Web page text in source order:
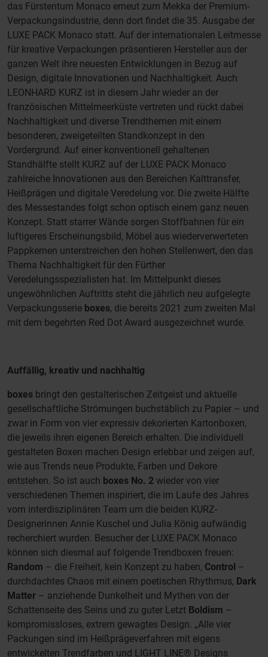
das Fürstentum Monaco erneut zum Mekka der Premium-
Verpackungsindustrie, denn dort findet die 35. Ausgabe der
LUXE PACK Monaco statt. Auf der internationalen Leitmesse
für kreative Verpackungen präsentieren Hersteller aus der
ganzen Welt ihre neuesten Entwicklungen in Bezug auf
Design, digitale Innovationen und Nachhaltigkeit. Auch
LEONHARD KURZ ist in diesem Jahr wieder an der
französischen Mittelmeerküste vertreten und rückt dabei
Nachhaltigkeit und diverse Trendthemen mit einem
besonderen, zweigeteilten Standkonzept in den
Vordergrund. Auf einer konventionell gehaltenen
Standhälfte stellt KURZ auf der LUXE PACK Monaco
zahlreiche Innovationen aus den Bereichen Kalttransfer,
Heißprägen und digitale Veredelung vor. Die zweite Hälfte
des Messestandes folgt schon optisch einem ganz neuen
Konzept. Statt starrer Wände sorgen Stoffbahnen für ein
luftigeres Erscheinungsbild, Möbel aus wiederverwerteten
Pappkernen unterstreichen den hohen Stellenwert, den das
Thema Nachhaltigkeit für den Fürther
Veredelungsspezialisten hat. Im Mittelpunkt dieses
ungewöhnlichen Auftritts steht die jährlich neu aufgelegte
Verpackungsserie boxes, die bereits 2021 zum zweiten Mal
mit dem begehrten Red Dot Award ausgezeichnet wurde.
Auffällig, kreativ und nachhaltig
boxes bringt den gestalterischen Zeitgeist und aktuelle
gesellschaftliche Strömungen buchstäblich zu Papier – und
zwar in Form von vier expressiv dekorierten Kartonboxen,
die jeweils ihren eigenen Bereich erhalten. Die individuell
gestalteten Boxen machen Design erlebbar und zeigen auf,
wie aus Trends neue Produkte, Farben und Dekore
entstehen. So ist auch boxes No. 2 wieder von vier
verschiedenen Themen inspiriert, die im Laufe des Jahres
vom interdisziplinären Team um die beiden KURZ-
Designerinnen Annie Kuschel und Julia König aufwändig
recherchiert wurden. Besucher der LUXE PACK Monaco
können sich diesmal auf folgende Trendboxen freuen:
Random – die Freiheit, kein Konzept zu haben, Control –
durchdachtes Chaos mit einem poetischen Rhythmus, Dark
Matter – anziehende Dunkelheit und Mythen von der
Schattenseite des Seins und zu guter Letzt Boldism –
kompromissloses, extrem gewagtes Design. „Alle vier
Packungen sind im Heißprägeverfahren mit eigens
entwickelten Trendfarben und LIGHT LINE® Designs